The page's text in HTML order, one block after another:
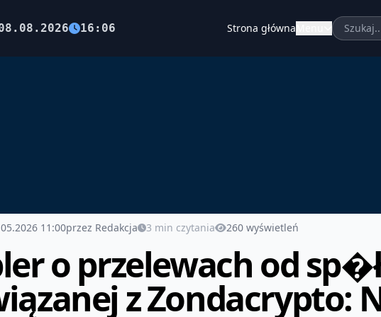
16:06 Strona główna
11:00przez Redakcja 3 min czytania 260 wyświetleń
o przelewach od
z Zondacrypto: